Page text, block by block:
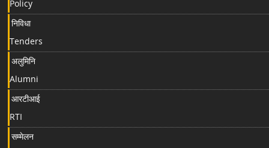
Policy
निविधा
Tenders
अलुमिनि
Alumni
आरटीआई
RTI
सम्मेलन